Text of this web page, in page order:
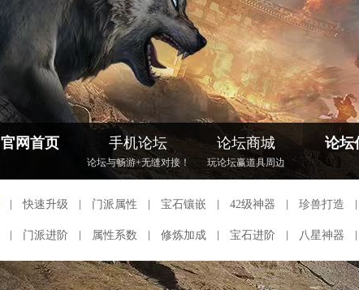
官网首页 手机论坛
论坛与畅游+无缝对接！
论坛商城
玩论坛赢道具周边
论坛
快速升级 门派属性 宝石镶嵌 42级神器 珍兽打造
门派进阶 属性系数 修炼加成 宝石进阶 八星神器